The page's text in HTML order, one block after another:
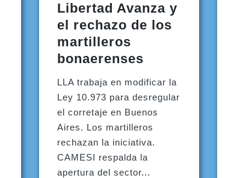
Libertad Avanza y
el rechazo de los
martilleros
bonaerenses
LLA trabaja en modificar la
Ley 10.973 para desregular
el corretaje en Buenos
Aires. Los martilleros
rechazan la iniciativa.
CAMESI respalda la
apertura del sector...